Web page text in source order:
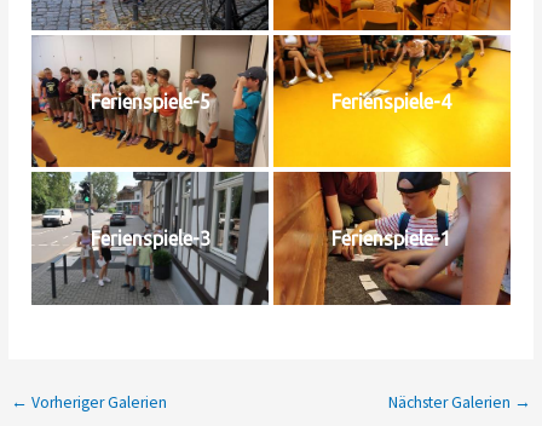
Ferienspiele-5 Ferienspiele-4
Ferienspiele-3 Ferienspiele-1
← Vorheriger Galerien Nächster Galerien →